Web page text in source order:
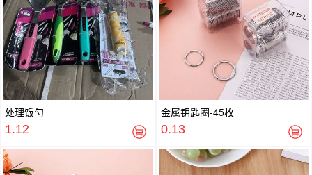
处理饭勺
1.12
金属钥匙圈-45枚
0.13